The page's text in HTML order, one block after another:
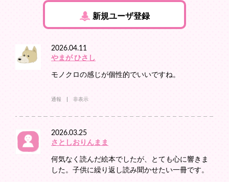
新規ユーザ登録
2026.04.11
やまが ひさし
モノクロの感じが個性的でいいですね。
通報 非表示
2026.03.25
さとしおりんまま
何気なく読んだ絵本でしたが、とても心に響きま
した。子供に繰り返し読み聞かせたい一冊です。